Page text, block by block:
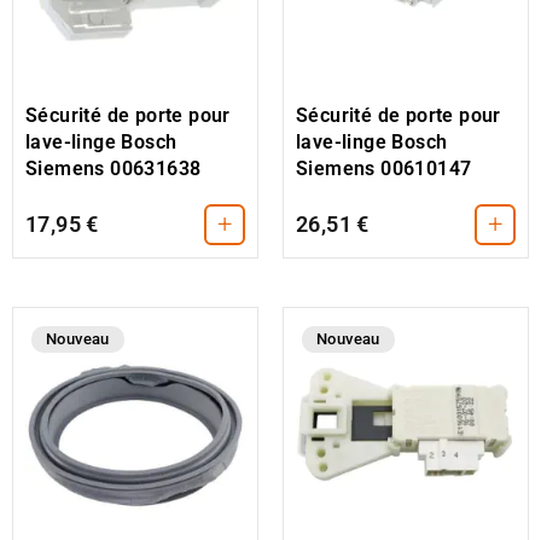
Sécurité de porte pour
lave-linge Bosch
Siemens 00631638
17,95 € +
Sécurité de porte pour
lave-linge Bosch
Siemens 00610147
26,51 € +
Nouveau Nouveau